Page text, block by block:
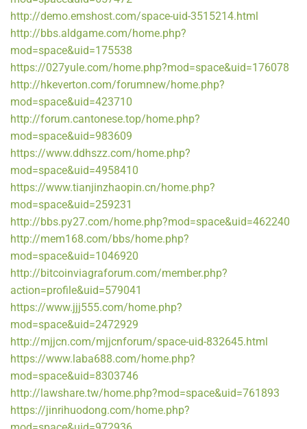
http://demo.emshost.com/space-uid-3515214.html
http://bbs.aldgame.com/home.php?
mod=space&uid=175538
https://027yule.com/home.php?mod=space&uid=176078
http://hkeverton.com/forumnew/home.php?
mod=space&uid=423710
http://forum.cantonese.top/home.php?
mod=space&uid=983609
https://www.ddhszz.com/home.php?
mod=space&uid=4958410
https://www.tianjinzhaopin.cn/home.php?
mod=space&uid=259231
http://bbs.py27.com/home.php?mod=space&uid=462240
http://mem168.com/bbs/home.php?
mod=space&uid=1046920
http://bitcoinviagraforum.com/member.php?
action=profile&uid=579041
https://www.jjj555.com/home.php?
mod=space&uid=2472929
http://mjjcn.com/mjjcnforum/space-uid-832645.html
https://www.laba688.com/home.php?
mod=space&uid=8303746
http://lawshare.tw/home.php?mod=space&uid=761893
https://jinrihuodong.com/home.php?